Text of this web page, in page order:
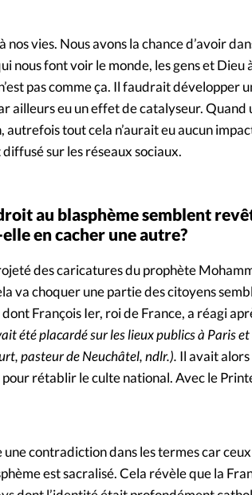
vies. Nous avons la chance d’avoir
nous font voir le monde, les gens et Dieu
pas comme ça. Il faudrait développer
ailleurs eu un effet de catalyseur. Quand
autrefois tout cela n’aurait eu aucun
sur les réseaux sociaux.
au blasphème semblent
en cacher une autre?
des caricatures du prophète
va choquer une partie des citoyens
François Ier, roi de France, a réagi
été placardé sur les lieux publics à Paris
pasteur de Neuchâtel, ndlr.). Il avait
rétablir le culte national. Avec le
contradiction dans les termes car
est sacralisé. Cela révèle que la